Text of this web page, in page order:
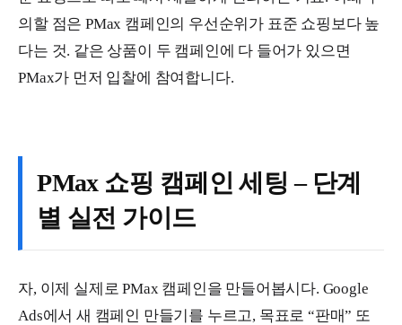
의할 점은 PMax 캠페인의 우선순위가 표준 쇼핑보다 높
다는 것. 같은 상품이 두 캠페인에 다 들어가 있으면
PMax가 먼저 입찰에 참여합니다.
PMax 쇼핑 캠페인 세팅 – 단계
별 실전 가이드
자, 이제 실제로 PMax 캠페인을 만들어봅시다. Google
Ads에서 새 캠페인 만들기를 누르고, 목표로 “판매” 또